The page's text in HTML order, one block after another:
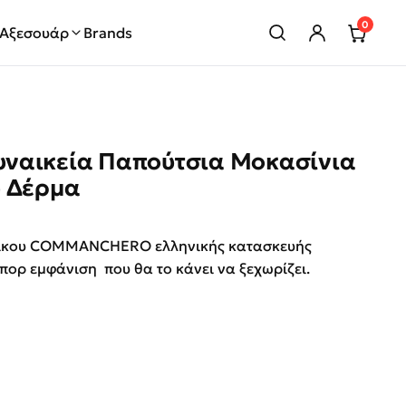
Αξεσουάρ Brands 0
Παπούτσια Μοκασίνια
Δέρμα
was: €95.00.
COMMANCHERO ελληνικής κατασκευής
εμφάνιση που θα το κάνει να ξεχωρίζει.